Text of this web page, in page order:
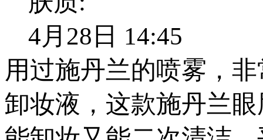
4月28日 14:45
用过施丹兰的喷雾，
卸妆液，这款施丹兰